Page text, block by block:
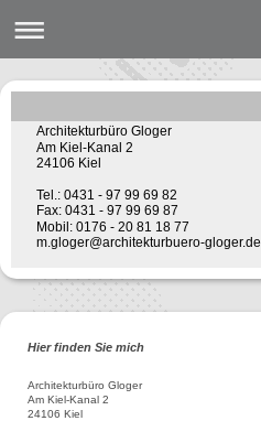
Architekturbüro Gloger
Am Kiel-Kanal 2
24106 Kiel
Tel.: 0431 - 97 99 69 82
Fax: 0431 - 97 99 69 87
Mobil: 0176 - 20 81 18 77
m.gloger@architekturbuero-gloger.de
Hier finden Sie mich
Architekturbüro Gloger
Am Kiel-Kanal 2
24106 Kiel